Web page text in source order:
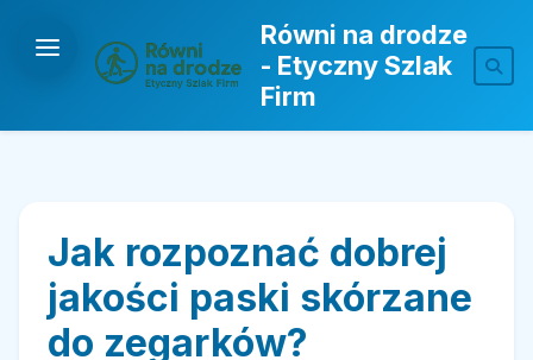
Równi na drodze
- Etyczny Szlak
Firm
Jak rozpoznać dobrej
jakości paski skórzane
do zegarków?